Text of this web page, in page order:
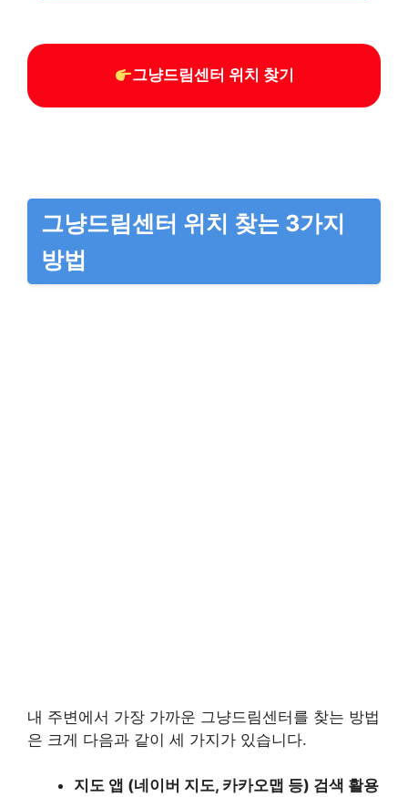
그냥드림센터 위치 찾기
그냥드림센터 위치 찾는 3가지
방법
내 주변에서 가장 가까운 그냥드림센터를 찾는 방법
은 크게 다음과 같이 세 가지가 있습니다.
지도 앱 (네이버 지도, 카카오맵 등) 검색 활용